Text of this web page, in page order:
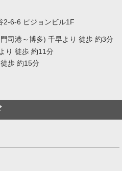
2-6-6 ピジョンビル1F
司港～博多) 千早より 徒歩 約3分
り 徒歩 約11分
歩 約15分